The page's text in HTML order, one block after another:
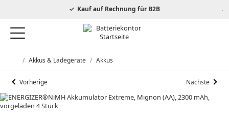
autorisierter Energizer HändlerKauf auf Rechnung für B2B
/ Akkus & Ladegeräte / Akkus
Vorherige Nächste